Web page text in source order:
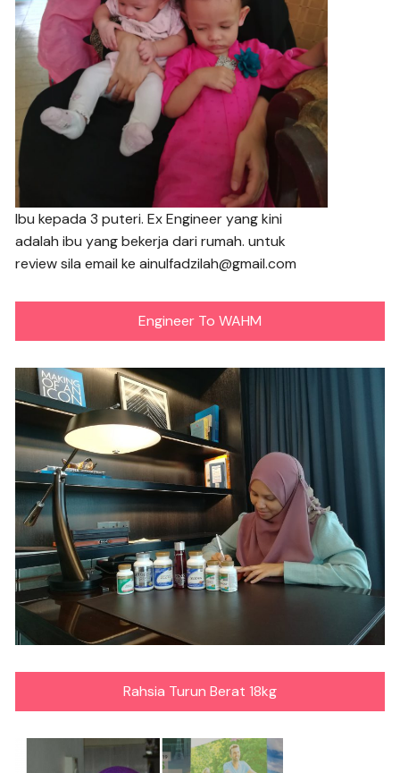
Ibu kepada 3 puteri. Ex Engineer yang kini
adalah ibu yang bekerja dari rumah. untuk
review sila email ke ainulfadzilah@gmail.com
Engineer To WAHM
Rahsia Turun Berat 18kg